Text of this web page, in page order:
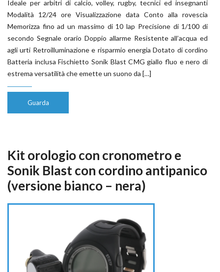
Ideale per arbitri di calcio, volley, rugby, tecnici ed insegnanti
Modalità 12/24 ore Visualizzazione data Conto alla rovescia
Memorizza fino ad un massimo di 10 lap Precisione di 1/100 di
secondo Segnale orario Doppio allarme Resistente all’acqua ed
agli urti Retroilluminazione e risparmio energia Dotato di cordino
Batteria inclusa Fischietto Sonik Blast CMG giallo fluo e nero di
estrema versatilità che emette un suono da […]
Guarda
Kit orologio con cronometro e
Sonik Blast con cordino antipanico
(versione bianco – nera)